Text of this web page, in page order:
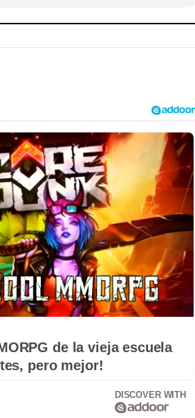
de la vieja escuela
pero mejor!
DISCOVER WITH